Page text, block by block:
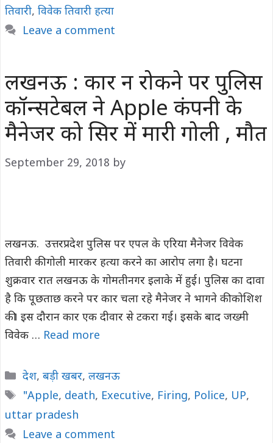
तिवारी, विवेक तिवारी हत्या
Leave a comment
लखनऊ : कार न रोकने पर पुलिस
कॉन्सटेबल ने Apple कंपनी के
मैनेजर को सिर में मारी गोली , मौत
September 29, 2018 by
लखनऊ. उत्तरप्रदेश पुलिस पर एपल के एरिया मैनेजर विवेक
तिवारी की गोली मारकर हत्या करने का आरोप लगा है। घटना
शुक्रवार रात लखनऊ के गोमतीनगर इलाके में हुई। पुलिस का दावा
है कि पूछताछ करने पर कार चला रहे मैनेजर ने भागने की कोशिश
की। इस दौरान कार एक दीवार से टकरा गई। इसके बाद जख्मी
विवेक … Read more
Categories
देश, बड़ी खबर, लखनऊ
Tags
"Apple, death, Executive, Firing, Police, UP,
uttar pradesh
Leave a comment